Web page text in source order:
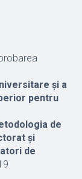
și a
pentru
de
și
de